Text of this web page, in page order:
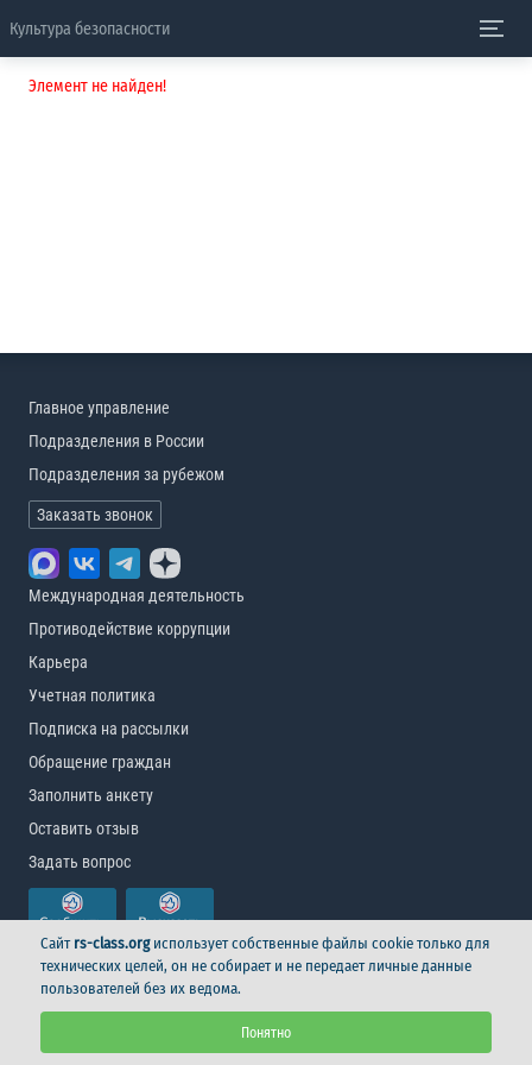
Культура безопасности
Элемент не найден!
Главное управление
Подразделения в России
Подразделения за рубежом
Заказать звонок
Международная деятельность
Противодействие коррупции
Карьера
Учетная политика
Подписка на рассылки
Обращение граждан
Заполнить анкету
Оставить отзыв
Задать вопрос
© Российский морской регистр судоходства, 2026
Логотип
Сайт rs-class.orgиспользует собственные файлы cookie только для
технических целей, он не собирает и не передает личные данные
пользователей без их ведома.
Понятно